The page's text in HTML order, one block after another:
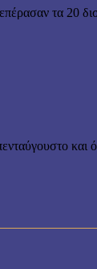
τα 20
και